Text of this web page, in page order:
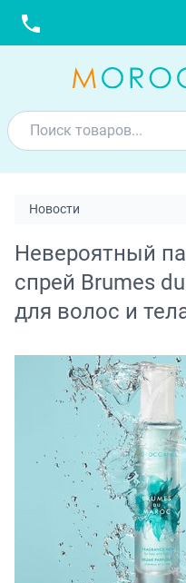
Новости
Невероятный
спрей Brumes
для волос и